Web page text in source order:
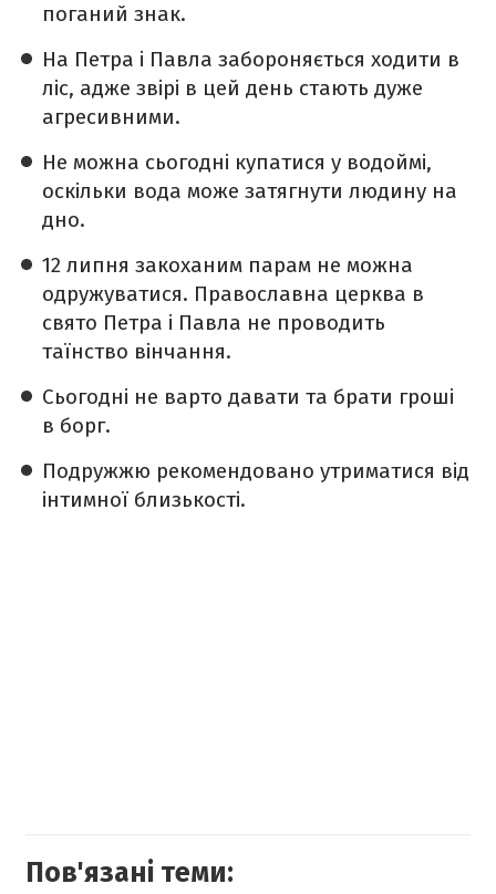
поганий знак.
На Петра і Павла забороняється ходити в
ліс, адже звірі в цей день стають дуже
агресивними.
Не можна сьогодні купатися у водоймі,
оскільки вода може затягнути людину на
дно.
12 липня закоханим парам не можна
одружуватися. Православна церква в
свято Петра і Павла не проводить
таїнство вінчання.
Сьогодні не варто давати та брати гроші
в борг.
Подружжю рекомендовано утриматися від
інтимної близькості.
Пов'язані теми: